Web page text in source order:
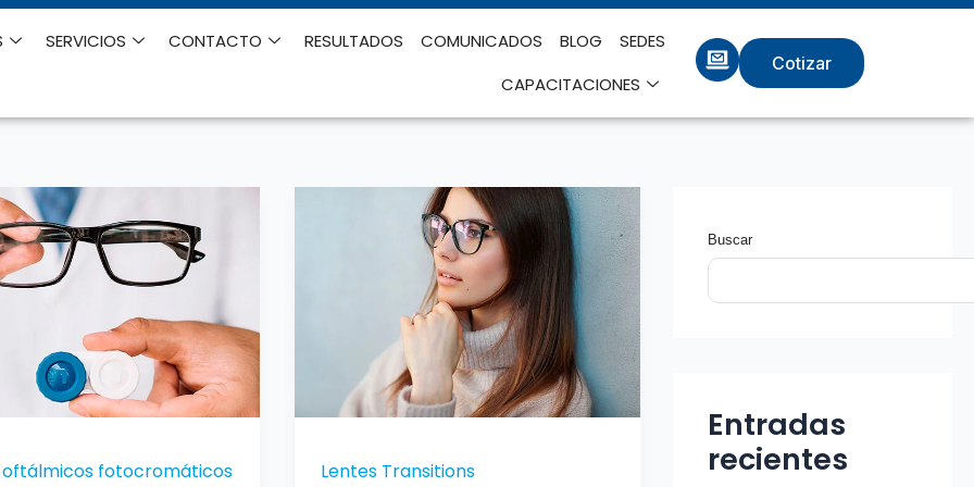
SERVICIOS CONTACTO RESULTADOS COMUNICADOS BLOG
SEDES
CAPACITACIONES
Cotizar
oftálmicos fotocromáticos
Lentes Transitions
Buscar
Entradas
recientes